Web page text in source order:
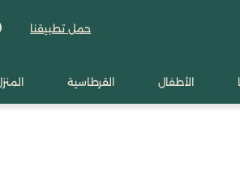
حمل تطبيقنا
الأطفال القرطاسية